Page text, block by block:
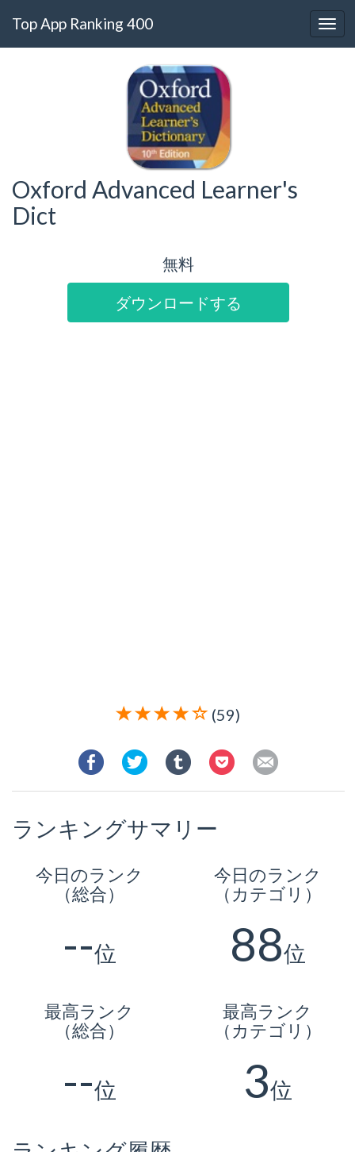
Top App Ranking 400
Oxford Advanced Learner's
Dict
無料
ダウンロードする
(59)
ランキングサマリー
今日のランク
（総合）
--位
今日のランク
（カテゴリ）
88位
最高ランク
（総合）
--位
最高ランク
（カテゴリ）
3位